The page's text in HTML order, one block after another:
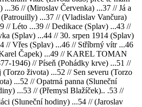
...36 // (Miroslav Červenka) ...37 // Já a
...37 // (Vladislav Vančura)
// Léto ...39 // Dedikace (Splav) ...43 //
(Splav) ...44 // 30. srpen 1914 (Splav)
// Vřes (Splav) ...46 // Stříbrný vítr ...46
Čapek) ...49 // KAREL TOMAN
1946) // Píseň (Pohádky krve) ...51 //
(Torzo života) ...52 // Sen severu (Torzo
...52 // Opatrná panna (Sluneční
...53 // (Přemysl Blažíček).. .53 //
(Sluneční hodiny) ...54 // (Jaroslav